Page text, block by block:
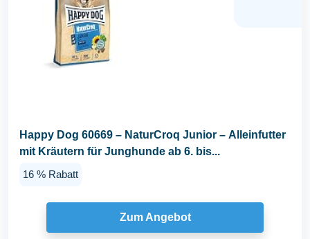
Happy Dog 60669 – NaturCroq Junior – Alleinfutter
mit Kräutern für Junghunde ab 6. bis...
16 % Rabatt
Zum Angebot